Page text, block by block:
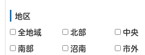
地区
全地域 北部 中央
南部 沼南 市外